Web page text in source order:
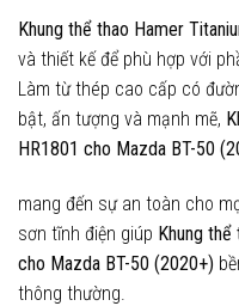
Khung thể thao Hamer
và thiết kế để phù hợp với
Làm từ thép cao cấp có
bật, ấn tượng và mạnh mẽ,
HR1801 cho Mazda BT-50
mang đến sự an toàn cho
sơn tĩnh điện giúp Khung
cho Mazda BT-50 (2020+)
thông thường.